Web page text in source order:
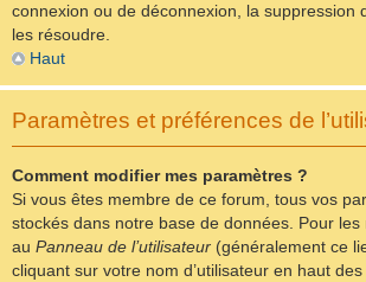
connexion ou de déconnexion, la suppression
les résoudre.
Haut
Paramètres et préférences de
Comment modifier mes paramètres ?
Si vous êtes membre de ce forum, tous vos
stockés dans notre base de données. Pour les
au Panneau de l’utilisateur (généralement ce
cliquant sur votre nom d’utilisateur en haut